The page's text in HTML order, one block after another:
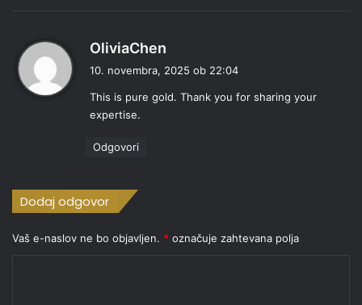
OliviaChen
v
10. novembra, 2025 ob 22:04
This is pure gold. Thank you for sharing your
expertise.
Odgovori
Dodaj odgovor
Vaš e-naslov ne bo objavljen. * označuje zahtevana polja